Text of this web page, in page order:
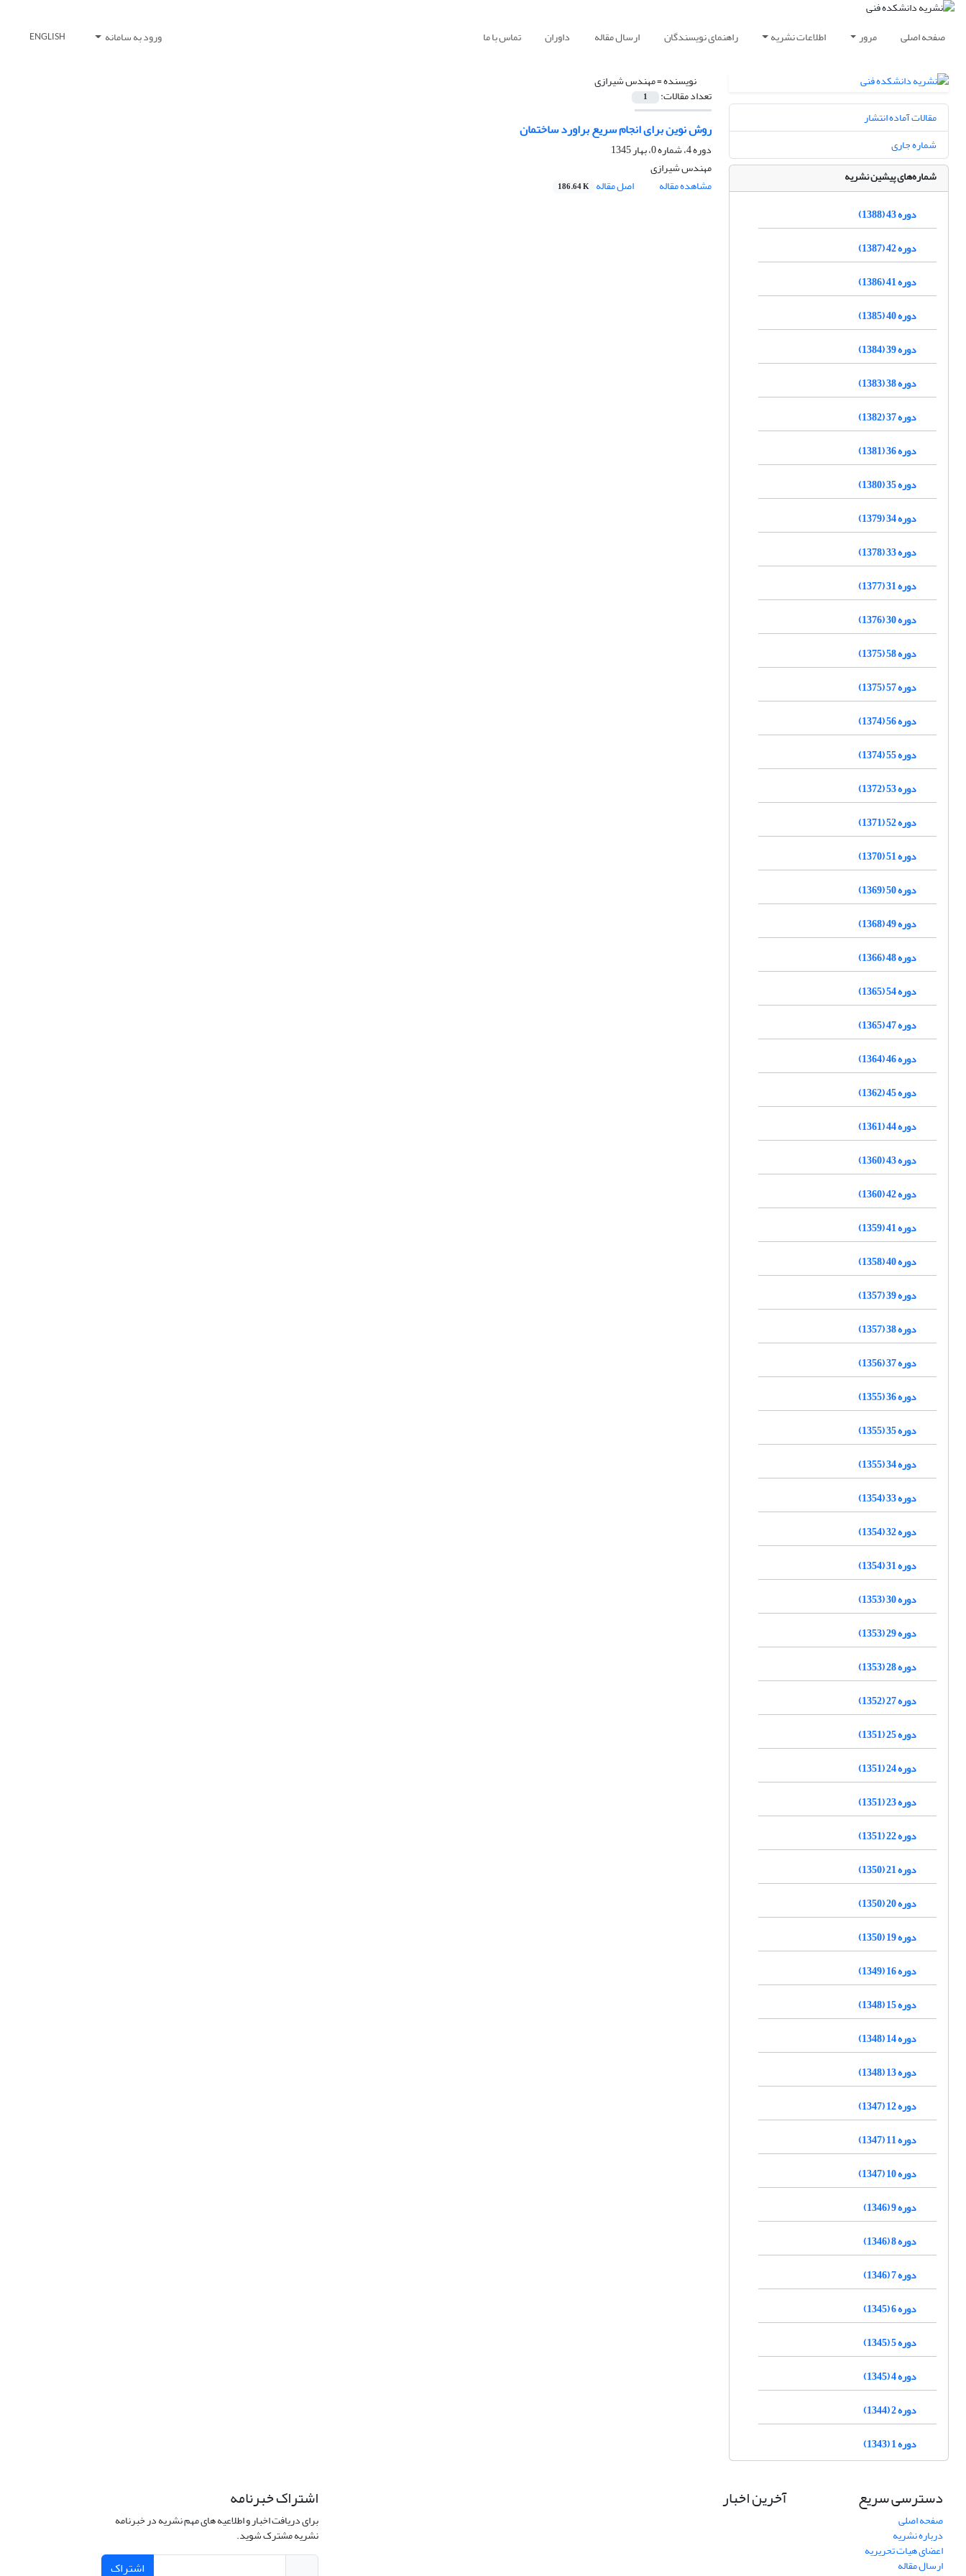
صفحه اصلی مرور اطلاعات نشریه راهنمای نویسندگان ارسال مقاله داوران تماس با ما ورود به سامانه ENGLISH
نویسنده =مهندس شیرازی
تعداد مقالات: 1
روش نوین برای انجام سریع براورد ساختمان
دوره 4، شماره 0، بهار 1345
مهندس شیرازی
مشاهده مقاله
اصل مقاله 186.64 K
مقالات آماده انتشار
شماره جاری
شماره‌های پیشین نشریه
دوره 43 (1388)
دوره 42 (1387)
دوره 41 (1386)
دوره 40 (1385)
دوره 39 (1384)
دوره 38 (1383)
دوره 37 (1382)
دوره 36 (1381)
دوره 35 (1380)
دوره 34 (1379)
دوره 33 (1378)
دوره 31 (1377)
دوره 30 (1376)
دوره 58 (1375)
دوره 57 (1375)
دوره 56 (1374)
دوره 55 (1374)
دوره 53 (1372)
دوره 52 (1371)
دوره 51 (1370)
دوره 50 (1369)
دوره 49 (1368)
دوره 48 (1366)
دوره 54 (1365)
دوره 47 (1365)
دوره 46 (1364)
دوره 45 (1362)
دوره 44 (1361)
دوره 43 (1360)
دوره 42 (1360)
دوره 41 (1359)
دوره 40 (1358)
دوره 39 (1357)
دوره 38 (1357)
دوره 37 (1356)
دوره 36 (1355)
دوره 35 (1355)
دوره 34 (1355)
دوره 33 (1354)
دوره 32 (1354)
دوره 31 (1354)
دوره 30 (1353)
دوره 29 (1353)
دوره 28 (1353)
دوره 27 (1352)
دوره 25 (1351)
دوره 24 (1351)
دوره 23 (1351)
دوره 22 (1351)
دوره 21 (1350)
دوره 20 (1350)
دوره 19 (1350)
دوره 16 (1349)
دوره 15 (1348)
دوره 14 (1348)
دوره 13 (1348)
دوره 12 (1347)
دوره 11 (1347)
دوره 10 (1347)
دوره 9 (1346)
دوره 8 (1346)
دوره 7 (1346)
دوره 6 (1345)
دوره 5 (1345)
دوره 4 (1345)
دوره 2 (1344)
دوره 1 (1343)
دسترسی سریع
صفحه اصلی
درباره نشریه
اعضای هیات تحریریه
ارسال مقاله
آخرین اخبار اشتراک خبرنامه
برای دریافت اخبار و اطلاعیه های مهم نشریه در خبرنامه
نشریه مشترک شوید.
اشتراک